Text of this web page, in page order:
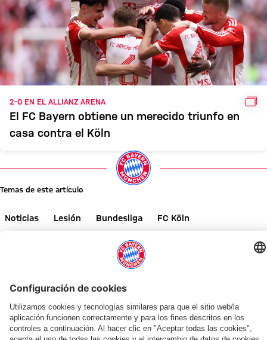
2-0 EN EL ALLIANZ ARENA
El FC Bayern obtiene un merecido triunfo en
casa contra el Köln
Temas de este artículo
Noticias Lesión Bundesliga
FC Köln
NOTICIAS RELACIONADAS